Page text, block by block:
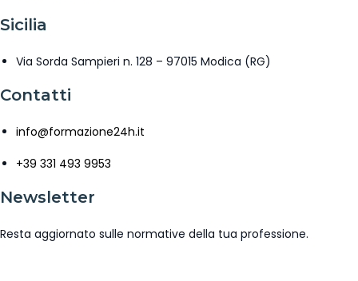
Sicilia
Via Sorda Sampieri n. 128 – 97015 Modica (RG)
Contatti
info@formazione24h.it
+39 331 493 9953
Newsletter
Resta aggiornato sulle normative della tua professione.